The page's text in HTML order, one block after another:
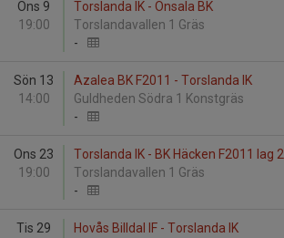
Ons 9
19:00
Torslanda IK - Onsala BK
Torslandavallen 1 Gräs
-
Sön 13
14:00
Azalea BK F2011 - Torslanda IK
Guldheden Södra 1 Konstgräs
-
Ons 23
19:00
Torslanda IK - BK Häcken F2011 lag 2
Torslandavallen 1 Gräs
-
Tis 29
Hovås Billdal IF - Torslanda IK